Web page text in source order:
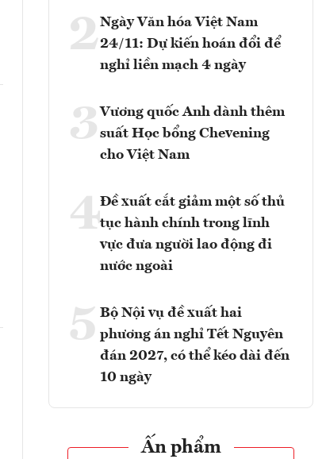
2Ngày Văn hóa Việt Nam
24/11: Dự kiến hoán đổi để
nghỉ liền mạch 4 ngày
3 Vương quốc Anh dành thêm
suất Học bổng Chevening
cho Việt Nam
4Đề xuất cắt giảm một số thủ
tục hành chính trong lĩnh
vực đưa người lao động đi
nước ngoài
5 Bộ Nội vụ đề xuất hai
phương án nghỉ Tết Nguyên
đán 2027, có thể kéo dài đến
10 ngày
Ấn phẩm